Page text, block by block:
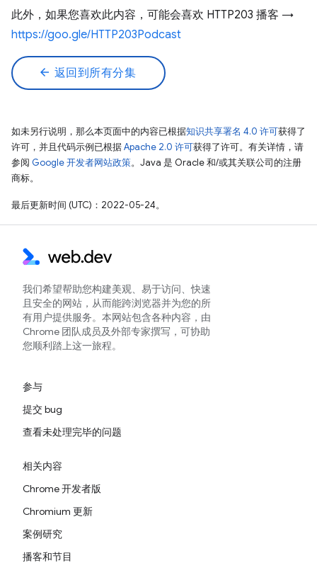
此外，如果您喜欢此内容，可能会喜欢 HTTP203 播客 →
https://goo.gle/HTTP203Podcast
arrow_back 返回到所有分集
如未另行说明，那么本页面中的内容已根据知识共享署名 4.0 许可获得了
许可，并且代码示例已根据Apache 2.0 许可获得了许可。有关详情，请
参阅 Google 开发者网站政策。Java 是 Oracle 和/或其关联公司的注册
商标。
最后更新时间 (UTC)：2022-05-24。
我们希望帮助您构建美观、易于访问、快速
且安全的网站，从而能跨浏览器并为您的所
有用户提供服务。本网站包含各种内容，由
Chrome 团队成员及外部专家撰写，可协助
您顺利踏上这一旅程。
参与
提交 bug
查看未处理完毕的问题
相关内容
Chrome 开发者版
Chromium 更新
案例研究
播客和节目